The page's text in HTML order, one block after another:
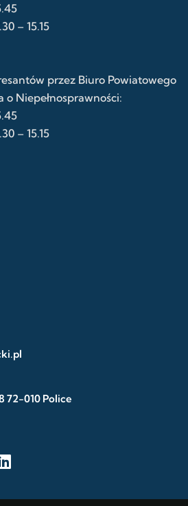
– 15.15
przez Biuro Powiatowego
o Niepełnosprawności:
– 15.15
72-010 Police